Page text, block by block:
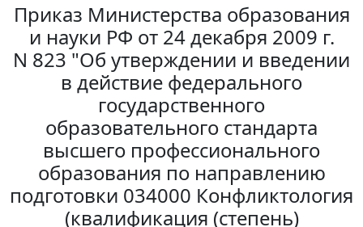
Приказ Министерства образования
и науки РФ от 24 декабря 2009 г.
N 823 "Об утверждении и введении
в действие федерального
государственного
образовательного стандарта
высшего профессионального
образования по направлению
подготовки 034000 Конфликтология
(квалификация (степень)